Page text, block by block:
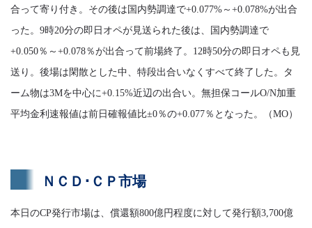
合って寄り付き。その後は国内勢調達で+0.077%～+0.078%が出合
った。9時20分の即日オペが見送られた後は、国内勢調達で
+0.050％～+0.078％が出合って前場終了。12時50分の即日オペも見
送り。後場は閑散とした中、特段出合いなくすべて終了した。タ
ーム物は3Mを中心に+0.15%近辺の出合い。無担保コールO/N加重
平均金利速報値は前日確報値比±0％の+0.077％となった。（MO）
ＮＣＤ･ＣＰ市場
本日のCP発行市場は、償還額800億円程度に対して発行額3,700億